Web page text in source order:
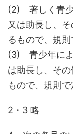
(2) 著しく青少
又は助長し、
るもので、規
(3) 青少年によ
は助長し、そ
もので、規則
2・3 略